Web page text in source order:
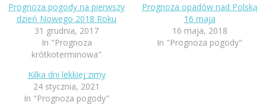
Prognoza pogody na pierwszy
dzień Nowego 2018 Roku
31 grudnia, 2017
In "Prognoza
krótkoterminowa"
Prognoza opadów nad Polską
16 maja
16 maja, 2018
In "Prognoza pogody"
Kilka dni lekkiej zimy
24 stycznia, 2021
In "Prognoza pogody"